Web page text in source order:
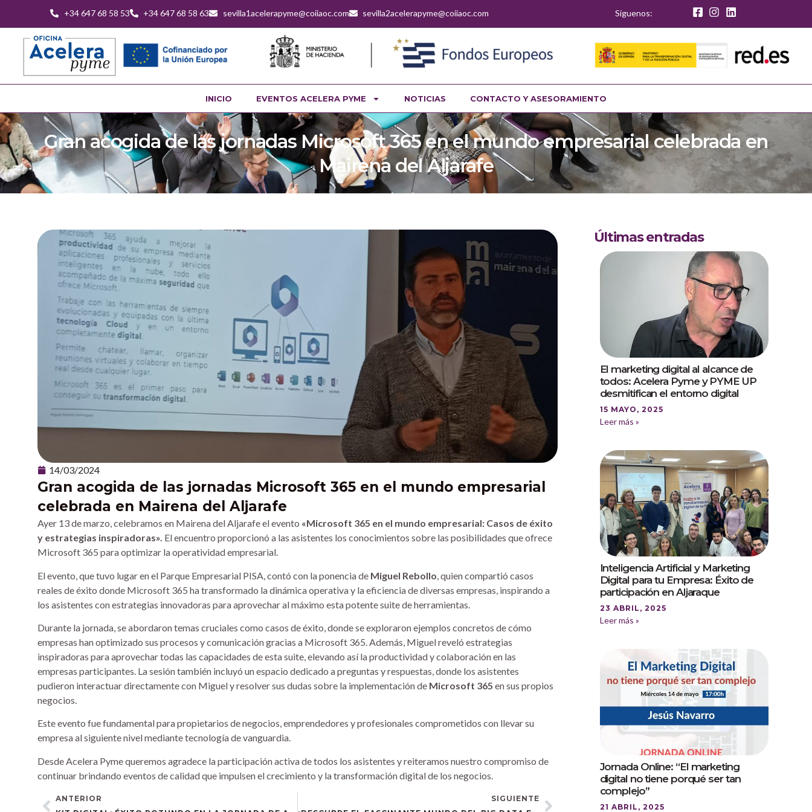
+34 647 68 58 53 +34 647 68 58 63 sevilla1acelerapyme@coiiaoc.com sevilla2acelerapyme@coiiaoc.com Síguenos:
INICIO EVENTOS ACELERA PYME NOTICIAS CONTACTO Y ASESORAMIENTO
Gran acogida de las jornadas Microsoft 365 en el mundo empresarial celebrada en
Mairena del Aljarafe
14/03/2024
Gran acogida de las jornadas Microsoft 365 en el mundo empresarial
celebrada en Mairena del Aljarafe
Ayer 13 de marzo, celebramos en Mairena del Aljarafe el evento «Microsoft 365 en el mundo empresarial: Casos de éxito
y estrategias inspiradoras». El encuentro proporcionó a las asistentes los conocimientos sobre las posibilidades que ofrece
Microsoft 365 para optimizar la operatividad empresarial.
El evento, que tuvo lugar en el Parque Empresarial PISA, contó con la ponencia de Miguel Rebollo , quien compartió casos
reales de éxito donde Microsoft 365 ha transformado la dinámica operativa y la eficiencia de diversas empresas, inspirando a
los asistentes con estrategias innovadoras para aprovechar al máximo esta potente suite de herramientas.
Durante la jornada, se abordaron temas cruciales como casos de éxito, donde se exploraron ejemplos concretos de cómo
empresas han optimizado sus procesos y comunicación gracias a Microsoft 365. Además, Miguel reveló estrategias
inspiradoras para aprovechar todas las capacidades de esta suite, elevando así la productividad y colaboración en las
empresas participantes. La sesión también incluyó un espacio dedicado a preguntas y respuestas, donde los asistentes
pudieron interactuar directamente con Miguel y resolver sus dudas sobre la implementación de Microsoft 365 en sus propios
negocios.
Este evento fue fundamental para propietarios de negocios, emprendedores y profesionales comprometidos con llevar su
empresa al siguiente nivel mediante tecnología de vanguardia.
Desde Acelera Pyme queremos agradece la participación activa de todos los asistentes y reiteramos nuestro compromiso de
continuar brindando eventos de calidad que impulsen el crecimiento y la transformación digital de los negocios.
ANTERIOR
SIGUIENTE
Últimas entradas
El marketing digital al alcance de
todos: Acelera Pyme y PYME UP
desmitifican el entorno digital
15 MAYO, 2025
Leer más »
Inteligencia Artificial y Marketing
Digital para tu Empresa: Éxito de
participación en Aljaraque
23 ABRIL, 2025
Leer más »
Jornada Online: “El marketing
digital no tiene porqué ser tan
complejo”
21 ABRIL, 2025